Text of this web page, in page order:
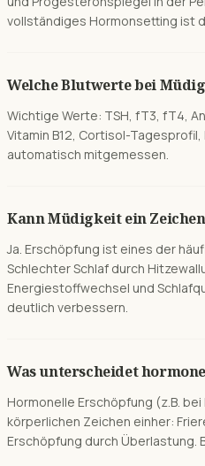
vollständiges Hormonsetting ist
Welche Blutwerte bei
Wichtige Werte: TSH, fT3, fT4,
Vitamin B12, Cortisol-
automatisch mitgemessen.
Kann Müdigkeit ein
Ja. Erschöpfung ist eines der
Schlechter Schlaf durch
Energiestoffwechsel und
deutlich verbessern.
Was unterscheidet
Hormonelle Erschöpfung (z.B.
körperlichen Zeichen einher:
Erschöpfung durch Überlastung.